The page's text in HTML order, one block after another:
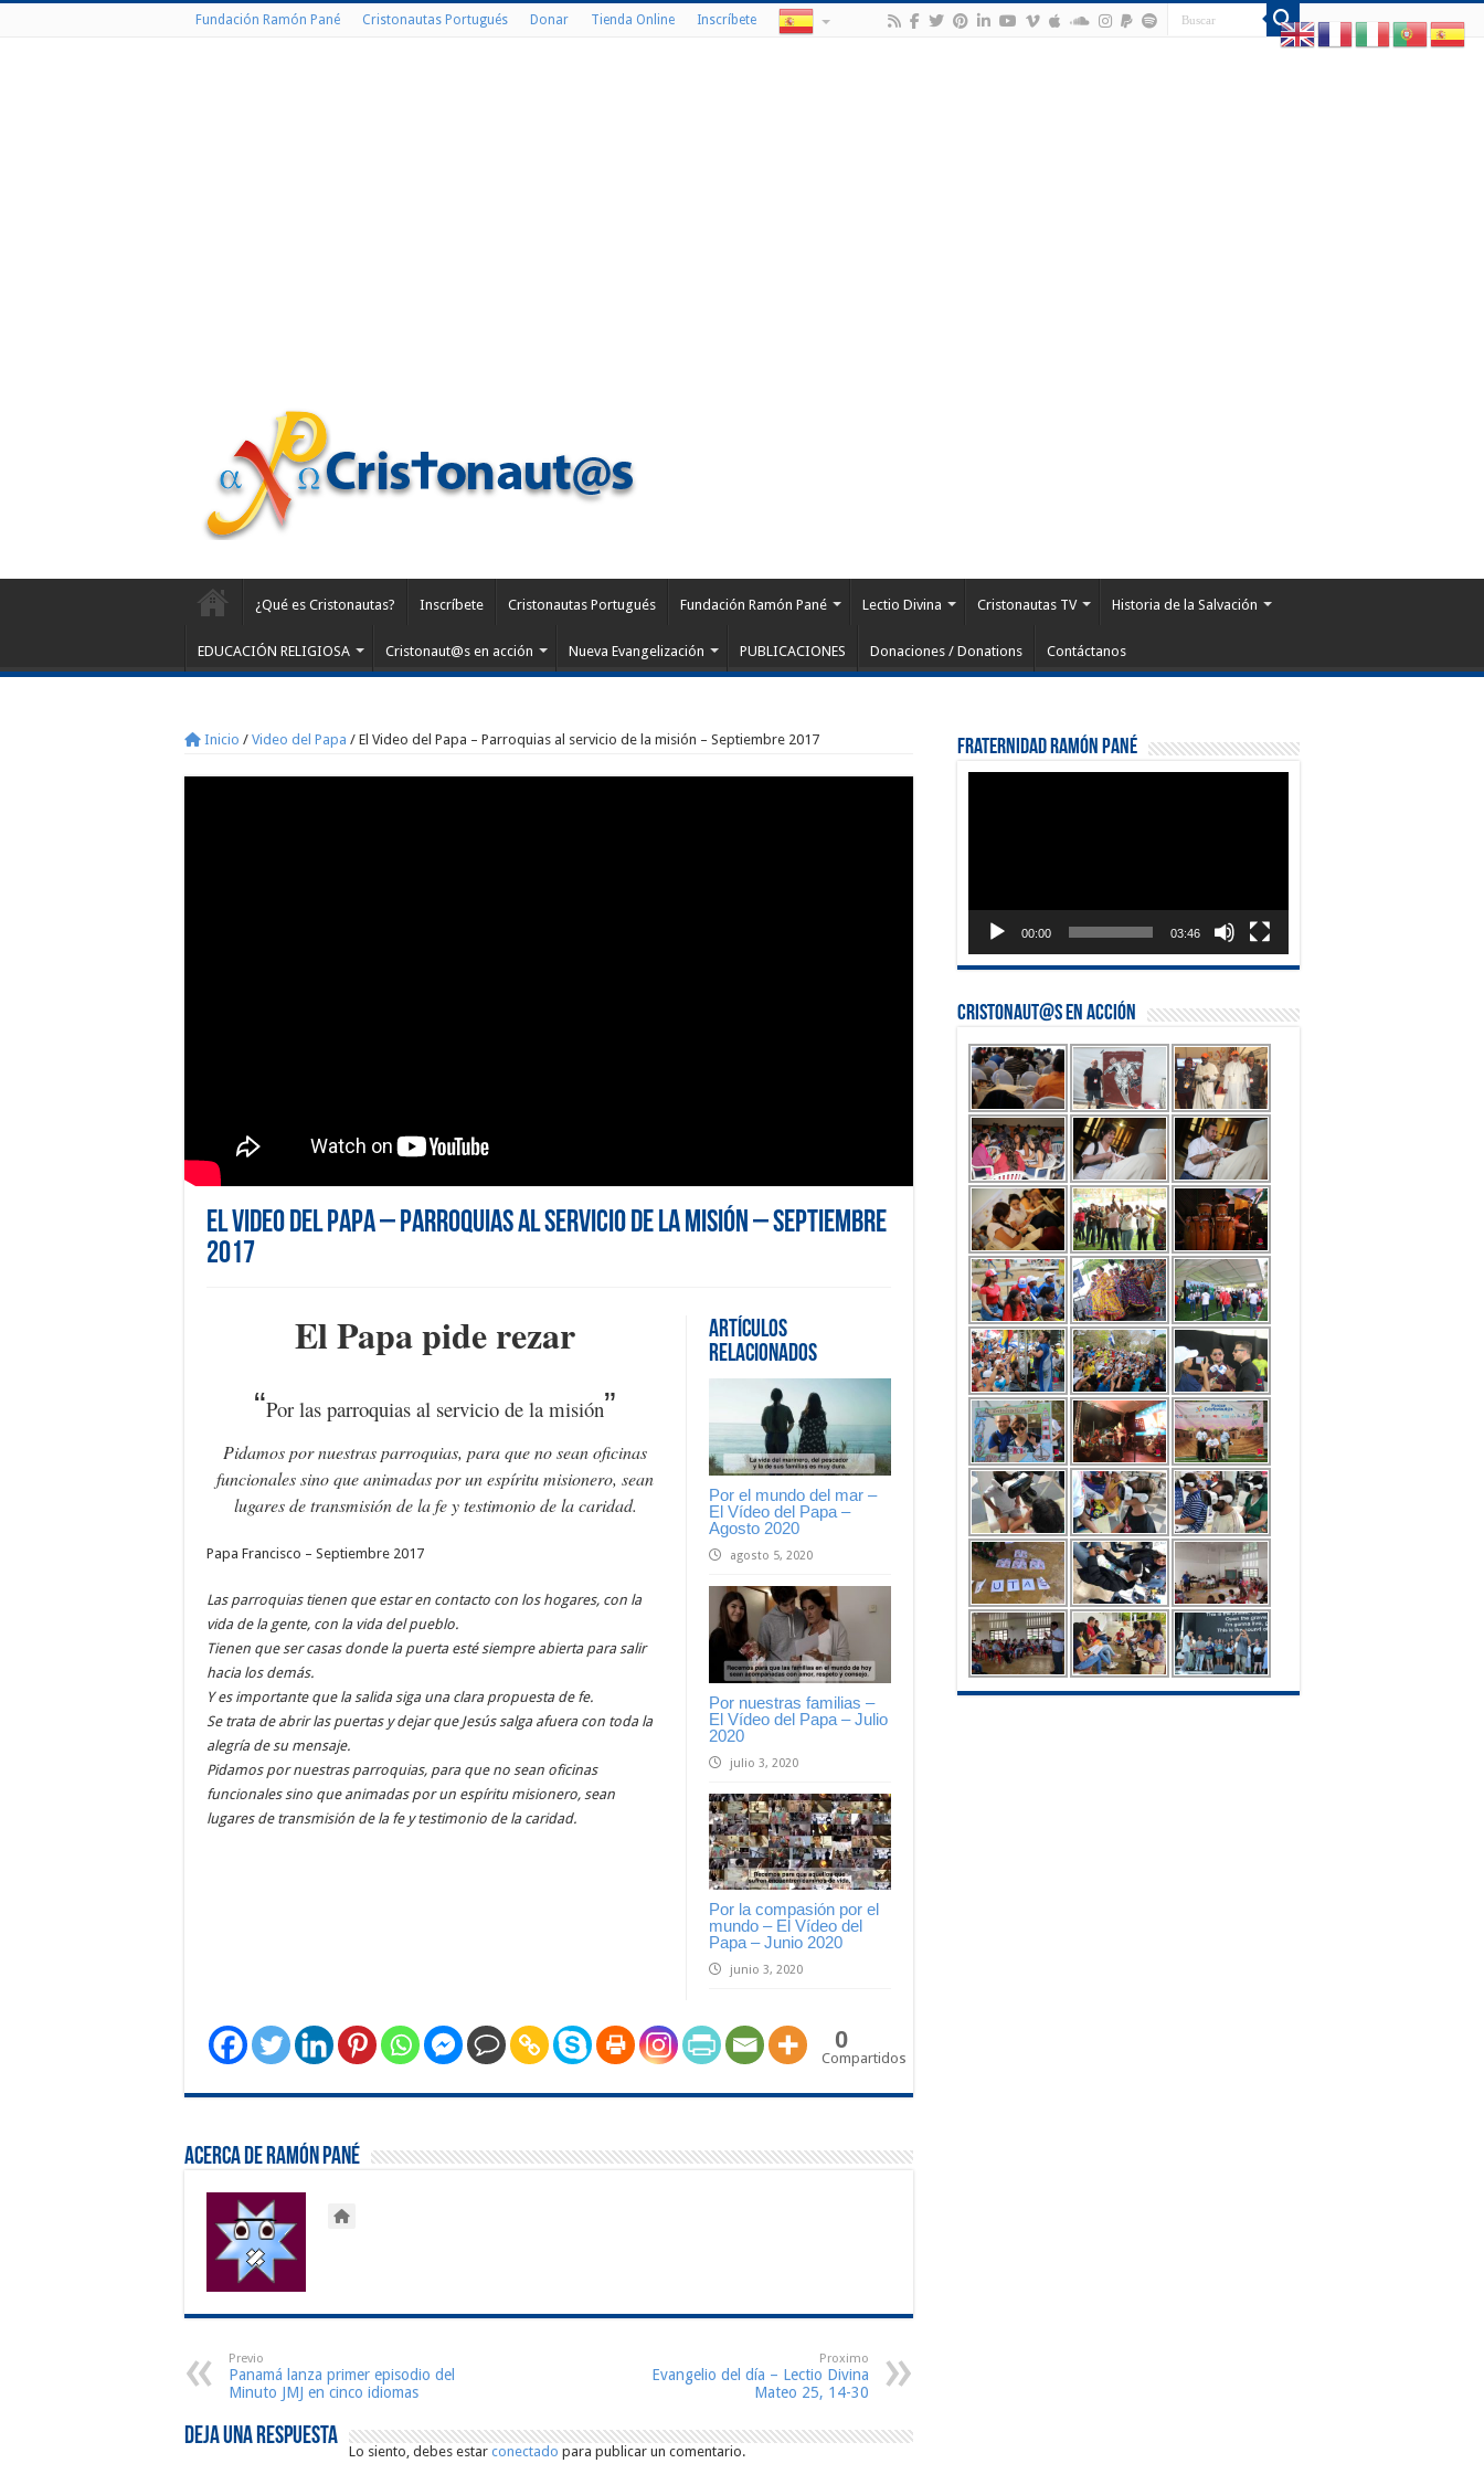
Fundación Ramón Pané Cristonautas Portugués Donar Tienda Online Inscríbete
¿Qué es Cristonautas? Inscríbete Cristonautas Portugués Fundación Ramón Pané Lectio Divina Cristonautas TV Historia de la Salvación
EDUCACIÓN RELIGIOSA Cristonaut@s en acción Nueva Evangelización PUBLICACIONES Donaciones / Donations Contáctanos
Inicio / Video del Papa / El Video del Papa – Parroquias al servicio de la misión – Septiembre 2017
El Video del Papa – Parroquias al servicio de la misión – Septiembre
2017
Artículos
Relacionados
Por el mundo del mar –
El Vídeo del Papa –
Agosto 2020
agosto 5, 2020
Por nuestras familias –
El Vídeo del Papa – Julio
2020
julio 3, 2020
Por la compasión por el
mundo – El Vídeo del
Papa – Junio 2020
junio 3, 2020
El Papa pide rezar
“Por las parroquias al servicio de la misión”
Pidamos por nuestras parroquias, para que no sean oficinas
funcionales sino que animadas por un espíritu misionero, sean
lugares de transmisión de la fe y testimonio de la caridad.
Papa Francisco – Septiembre 2017
Las parroquias tienen que estar en contacto con los hogares, con la
vida de la gente, con la vida del pueblo.
Tienen que ser casas donde la puerta esté siempre abierta para salir
hacia los demás.
Y es importante que la salida siga una clara propuesta de fe.
Se trata de abrir las puertas y dejar que Jesús salga afuera con toda la
alegría de su mensaje.
Pidamos por nuestras parroquias, para que no sean oficinas
funcionales sino que animadas por un espíritu misionero, sean
lugares de transmisión de la fe y testimonio de la caridad.
0
Compartidos
Acerca de Ramón Pané
Previo
Panamá lanza primer episodio del
Minuto JMJ en cinco idiomas
Proximo
Evangelio del día – Lectio Divina
Mateo 25, 14-30
Deja una respuesta
Lo siento, debes estar conectado para publicar un comentario.
Fraternidad Ramón Pané
00:00 03:46
Cristonaut@s en Acción